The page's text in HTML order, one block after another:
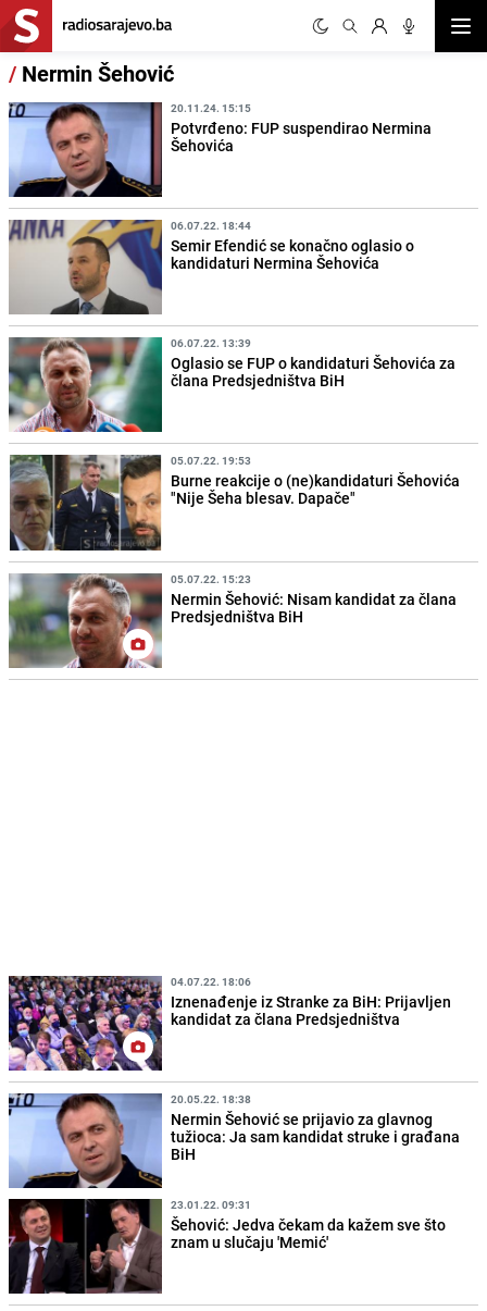
/ Nermin Šehović
20.11.24. 15:15
Potvrđeno: FUP suspendirao Nermina
Šehovića
06.07.22. 18:44
Semir Efendić se konačno oglasio o
kandidaturi Nermina Šehovića
06.07.22. 13:39
Oglasio se FUP o kandidaturi Šehovića za
člana Predsjedništva BiH
05.07.22. 19:53
Burne reakcije o (ne)kandidaturi Šehovića
"Nije Šeha blesav. Dapače"
05.07.22. 15:23
Nermin Šehović: Nisam kandidat za člana
Predsjedništva BiH
04.07.22. 18:06
Iznenađenje iz Stranke za BiH: Prijavljen
kandidat za člana Predsjedništva
20.05.22. 18:38
Nermin Šehović se prijavio za glavnog
tužioca: Ja sam kandidat struke i građana
BiH
23.01.22. 09:31
Šehović: Jedva čekam da kažem sve što
znam u slučaju 'Memić'